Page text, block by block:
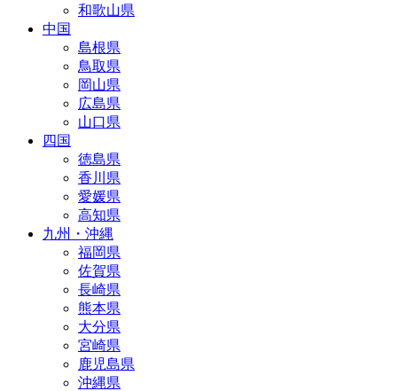
和歌山県
中国
島根県
鳥取県
岡山県
広島県
山口県
四国
徳島県
香川県
愛媛県
高知県
九州・沖縄
福岡県
佐賀県
長崎県
熊本県
大分県
宮崎県
鹿児島県
沖縄県